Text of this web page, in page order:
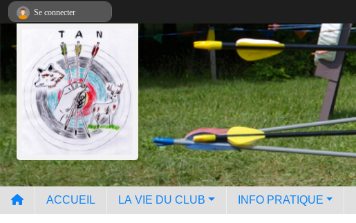
ACCUEIL LA VIE DU CLUB INFO PRATIQUE
Se connecter
Panneau de gestion des cookies